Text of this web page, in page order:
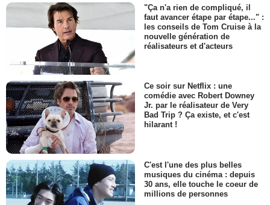
"Ça n'a rien de compliqué, il
faut avancer étape par étape..." :
les conseils de Tom Cruise à la
nouvelle génération de
réalisateurs et d'acteurs
Ce soir sur Netflix : une
comédie avec Robert Downey
Jr. par le réalisateur de Very
Bad Trip ? Ça existe, et c'est
hilarant !
C'est l'une des plus belles
musiques du cinéma : depuis
30 ans, elle touche le coeur de
millions de personnes